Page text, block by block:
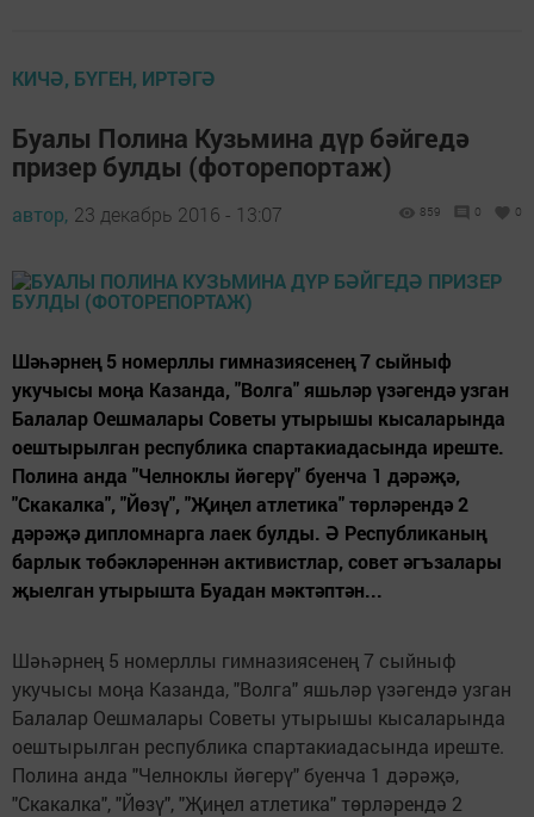
КИЧӘ, БҮГЕН, ИРТӘГӘ
Буалы Полина Кузьмина дүр бәйгедә
призер булды (фоторепортаж)
автор, 23 декабрь 2016 - 13:07 859 0 0
Шәһәрнең 5 номерллы гимназиясенең 7 сыйныф
укучысы моңа Казанда, "Волга" яшьләр үзәгендә узган
Балалар Оешмалары Советы утырышы кысаларында
оештырылган республика спартакиадасында иреште.
Полина анда "Челноклы йөгерү" буенча 1 дәрәҗә,
"Скакалка", "Йөзү", "Җиңел атлетика" төрләрендә 2
дәрәҗә дипломнарга лаек булды. Ә Республиканың
барлык төбәкләреннән активистлар, совет әгъзалары
җыелган утырышта Буадан мәктәптән...
Шәһәрнең 5 номерллы гимназиясенең 7 сыйныф
укучысы моңа Казанда, "Волга" яшьләр үзәгендә узган
Балалар Оешмалары Советы утырышы кысаларында
оештырылган республика спартакиадасында иреште.
Полина анда "Челноклы йөгерү" буенча 1 дәрәҗә,
"Скакалка", "Йөзү", "Җиңел атлетика" төрләрендә 2